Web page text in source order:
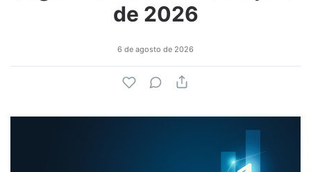
de 2026
6 de agosto de 2026